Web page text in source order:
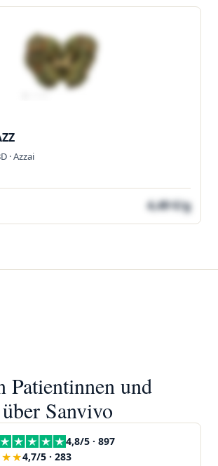
· Azzai
4,49 €/g
Patientinnen und
Sanvivo
4,8/5 · 897
4,7/5 · 283